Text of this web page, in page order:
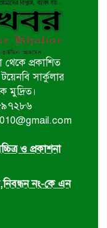
গণঅভ্যুত্থান দিবস
বিতরণ ও সভা অনুষ্ঠিত
নিহতের ঘটনায়
গ্রেফতার করেছে
উদ্যোগে ৫ই
প্রকাশিত
সার্কুলার
মুদ্রিত।
ও প্রকাশনা
নং-কে এন